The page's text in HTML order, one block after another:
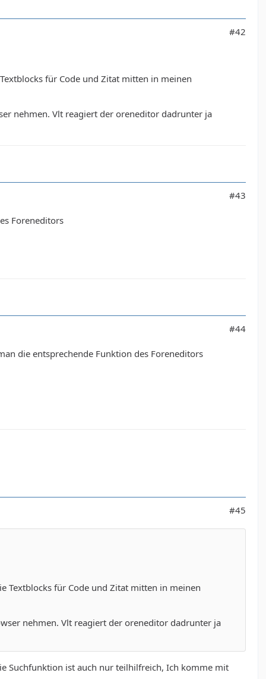
#42
für Code und Zitat mitten in meinen
nehmen. Vlt reagiert der oreneditor dadrunter ja
#43
Foreneditors
#44
die entsprechende Funktion des Foreneditors
#45
Textblocks für Code und Zitat mitten in meinen
nehmen. Vlt reagiert der oreneditor dadrunter ja
Suchfunktion ist auch nur teilhilfreich, Ich komme mit